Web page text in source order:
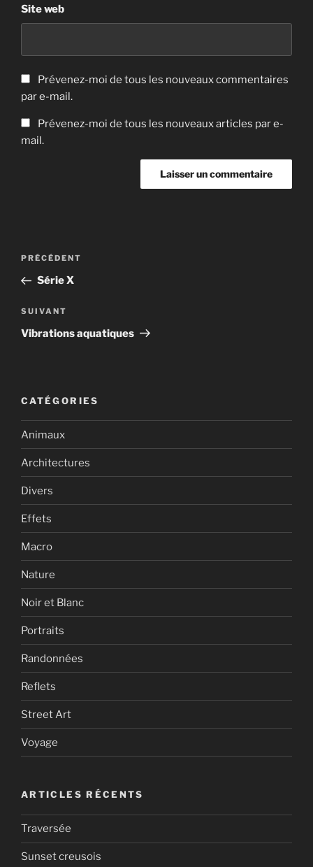
Site web
Prévenez-moi de tous les nouveaux commentaires
par e-mail.
Prévenez-moi de tous les nouveaux articles par e-
mail.
Navigation
l’article
Article
précédent
PRÉCÉDENT
Série X
Article
suivant
SUIVANT
Vibrations aquatiques
CATÉGORIES
Animaux
Architectures
Divers
Effets
Macro
Nature
Noir et Blanc
Portraits
Randonnées
Reflets
Street Art
Voyage
ARTICLES RÉCENTS
Traversée
Sunset creusois